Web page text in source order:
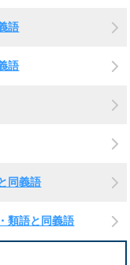
語
語
同義語
類語と同義語